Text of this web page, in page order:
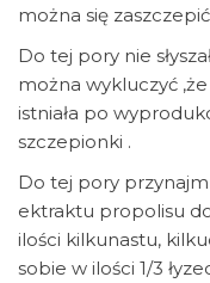
można się
Do tej pory nie
można wykluczyć
istniała po
szczepionki .
Do tej pory
ektraktu propolisu
ilości kilkunastu,
sobie w ilości 1/3